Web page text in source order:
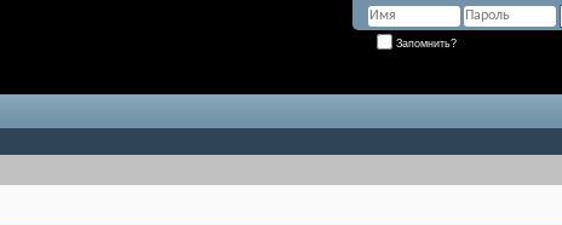
Запомнить?